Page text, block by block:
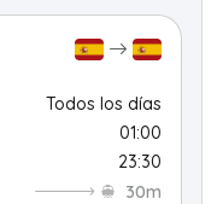
Todos los días
01:00
23:30
30m